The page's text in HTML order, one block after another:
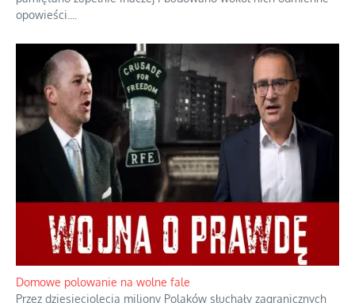
Historyczne fikołki zagranicznego obserwatora dziejów
Fascynowało go, że w różnych miejscach te same wydarzenia
pamiętano zupełnie inaczej i budowano wokół nich odmienne
opowieści....